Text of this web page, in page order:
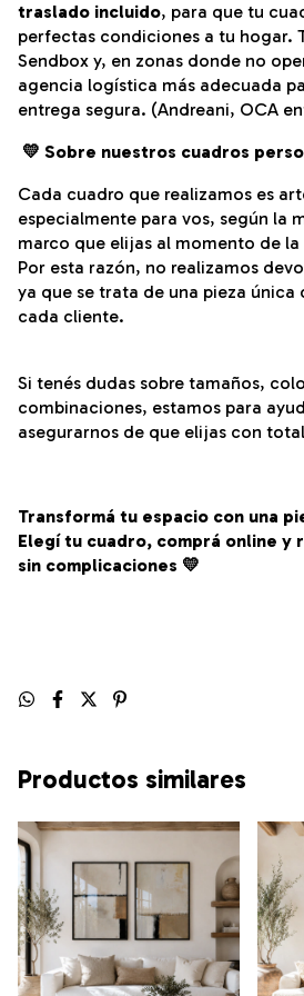
traslado incluido, para que tu
perfectas condiciones a tu hogar.
Sendbox y, en zonas donde no
agencia logística más adecuada
entrega segura. (Andreani, OCA
💛 Sobre nuestros cuadros
Cada cuadro que realizamos es
especialmente para vos, según la
marco que elijas al momento de
Por esta razón, no realizamos
ya que se trata de una pieza única
cada cliente.
Si tenés dudas sobre tamaños,
combinaciones, estamos para
asegurarnos de que elijas con
Transformá tu espacio con una
Elegí tu cuadro, comprá online y
sin complicaciones 💛
Productos similares